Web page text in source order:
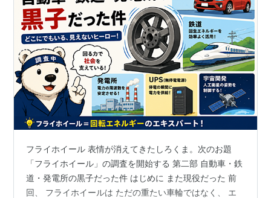
フライホイール 表情が消えてきたしろくま。次のお題
「フライホイール」の調査を開始する 第二部 自動車・鉄
道・発電所の黒子だった件 はじめに また現役だった 前
回、 フライホイールは ただの重たい車輪ではなく、 エ